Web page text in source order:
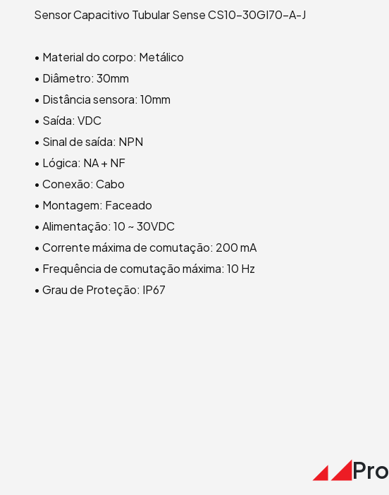
Sensor Capacitivo Tubular Sense CS10-30GI70-A-J
• Material do corpo: Metálico
• Diâmetro: 30mm
• Distância sensora: 10mm
• Saída: VDC
• Sinal de saída: NPN
• Lógica: NA + NF
• Conexão: Cabo
• Montagem: Faceado
• Alimentação: 10 ~ 30VDC
• Corrente máxima de comutação: 200 mA
• Frequência de comutação máxima: 10 Hz
• Grau de Proteção: IP67